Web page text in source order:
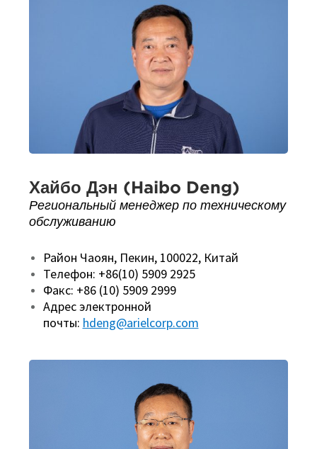
Хайбо Дэн (Haibo Deng)
Региональный менеджер по техническому
обслуживанию
Район Чаоян, Пекин, 100022, Китай
Телефон: +86(10) 5909 2925
Факс: +86 (10) 5909 2999
Адрес электронной
почты: hdeng@arielcorp.com